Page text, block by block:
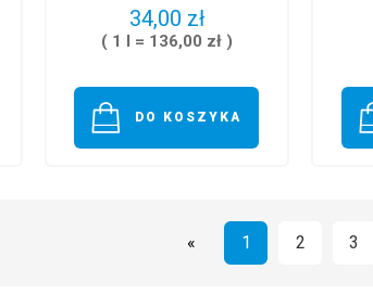
34,00 zł
( 1 l = 136,00 zł )
DO KOSZYKA
« 1 2 3